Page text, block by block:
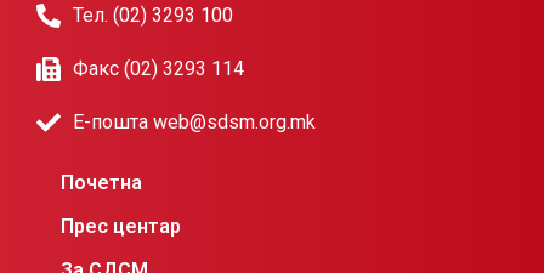
Тел. (02) 3293 100
Факс (02) 3293 114
Е-пошта web@sdsm.org.mk
Почетна
Прес центар